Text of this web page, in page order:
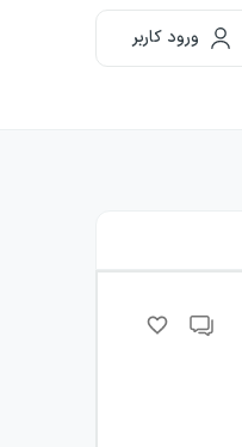
ورود کاربر